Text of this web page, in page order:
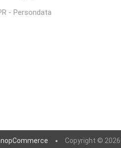
- Persondata
nopCommerce Copyright ©